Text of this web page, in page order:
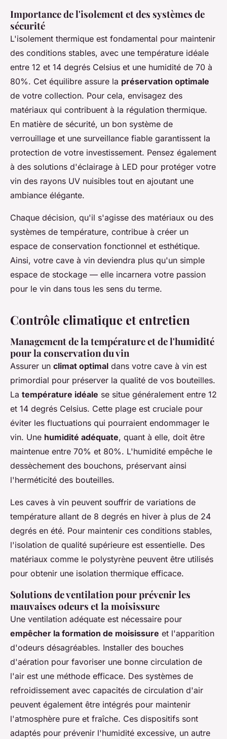
Importance de l'isolement et des systèmes de
sécurité
L'isolement thermique est fondamental pour maintenir
des conditions stables, avec une température idéale
entre 12 et 14 degrés Celsius et une humidité de 70 à
80%. Cet équilibre assure la préservation optimale
de votre collection. Pour cela, envisagez des
matériaux qui contribuent à la régulation thermique.
En matière de sécurité, un bon système de
verrouillage et une surveillance fiable garantissent la
protection de votre investissement. Pensez également
à des solutions d'éclairage à LED pour protéger votre
vin des rayons UV nuisibles tout en ajoutant une
ambiance élégante.
Chaque décision, qu'il s'agisse des matériaux ou des
systèmes de température, contribue à créer un
espace de conservation fonctionnel et esthétique.
Ainsi, votre cave à vin deviendra plus qu'un simple
espace de stockage — elle incarnera votre passion
pour le vin dans tous les sens du terme.
Contrôle climatique et entretien
Management de la température et de l'humidité
pour la conservation du vin
Assurer un climat optimal dans votre cave à vin est
primordial pour préserver la qualité de vos bouteilles.
La température idéale se situe généralement entre 12
et 14 degrés Celsius. Cette plage est cruciale pour
éviter les fluctuations qui pourraient endommager le
vin. Une humidité adéquate, quant à elle, doit être
maintenue entre 70% et 80%. L'humidité empêche le
dessèchement des bouchons, préservant ainsi
l'herméticité des bouteilles.
Les caves à vin peuvent souffrir de variations de
température allant de 8 degrés en hiver à plus de 24
degrés en été. Pour maintenir ces conditions stables,
l'isolation de qualité supérieure est essentielle. Des
matériaux comme le polystyrène peuvent être utilisés
pour obtenir une isolation thermique efficace.
Solutions de ventilation pour prévenir les
mauvaises odeurs et la moisissure
Une ventilation adéquate est nécessaire pour
empêcher la formation de moisissure et l'apparition
d'odeurs désagréables. Installer des bouches
d'aération pour favoriser une bonne circulation de
l'air est une méthode efficace. Des systèmes de
refroidissement avec capacités de circulation d'air
peuvent également être intégrés pour maintenir
l'atmosphère pure et fraîche. Ces dispositifs sont
adaptés pour prévenir l'humidité excessive, un autre